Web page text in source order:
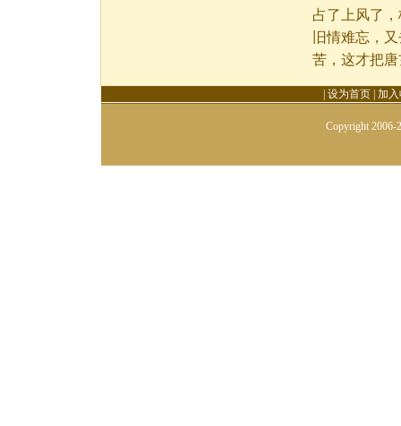
占了上风了
旧情难忘，
苦，这才把
设为首页 加
Copyright